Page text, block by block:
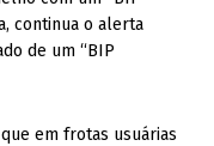
continua o alerta
de um “BIP
em frotas usuárias